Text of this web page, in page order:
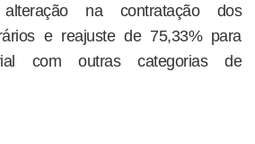
na contratação dos
e reajuste de 75,33% para
com outras categorias de